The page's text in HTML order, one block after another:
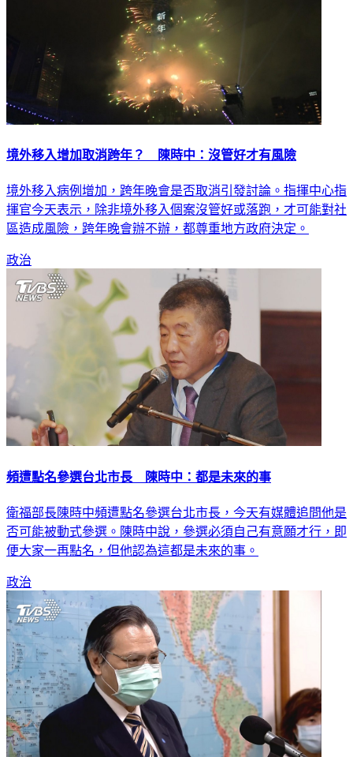
境外移入增加取消跨年？ 陳時中：沒管好才有風險
境外移入病例增加，跨年晚會是否取消引發討論。指揮中心指
揮官今天表示，除非境外移入個案沒管好或落跑，才可能對社
區造成風險，跨年晚會辦不辦，都尊重地方政府決定。
政治
頻遭點名參選台北市長 陳時中：都是未來的事
衛福部長陳時中頻遭點名參選台北市長，今天有媒體追問他是
否可能被動式參選。陳時中說，參選必須自己有意願才行，即
便大家一再點名，但他認為這都是未來的事。
政治